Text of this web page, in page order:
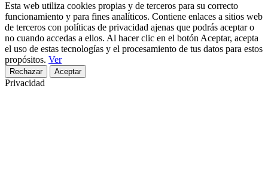
Esta web utiliza cookies propias y de terceros para su correcto
funcionamiento y para fines analíticos. Contiene enlaces a sitios web
de terceros con políticas de privacidad ajenas que podrás aceptar o
no cuando accedas a ellos. Al hacer clic en el botón Aceptar, acepta
el uso de estas tecnologías y el procesamiento de tus datos para estos
propósitos. Ver
Rechazar Aceptar
Privacidad